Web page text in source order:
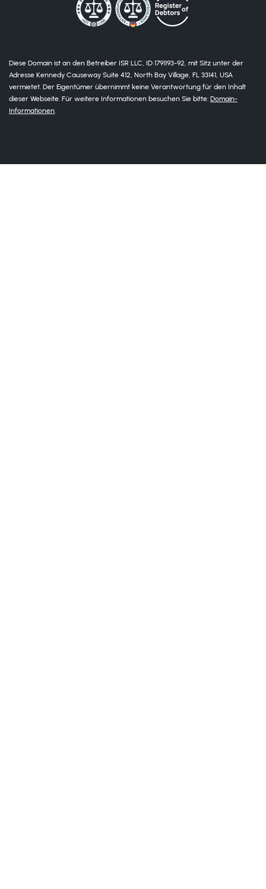
Diese Domain ist an den Betreiber ISR LLC, ID 1791193-92, mit Sitz unter der
Adresse Kennedy Causeway Suite 412, North Bay Village, FL 33141, USA
vermietet. Der Eigentümer übernimmt keine Verantwortung für den Inhalt
dieser Webseite. Für weitere Informationen besuchen Sie bitte: Domain-
Informationen.